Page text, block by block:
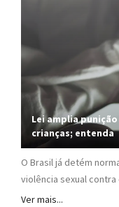
Lei amplia
crianças; entenda
O Brasil já detém
violência sexual contra
Ver mais...